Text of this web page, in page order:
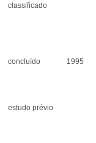
classificado
concluído 1995
estudo prévio